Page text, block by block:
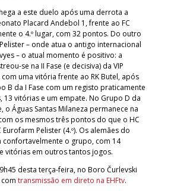
a este duelo após uma derrota a
Placard Andebol 1, frente ao FC
o 4.º lugar, com 32 pontos. Do outro
– onde atua o antigo internacional
– o atual momento é positivo: a
se na II Fase (e decisiva) da VIP
uma vitória frente ao RK Butel, após
B da I Fase com um registo praticamente
13 vitórias e um empate. No Grupo D da
o Águas Santas Milaneza permanece na
os mesmos três pontos do que o HC
Pelister (4.º). Os alemães do
confortavelmente o grupo, com 14
vitórias em outros tantos jogos.
desta terça-feira, no Boro Čurlevski
transmissão em direto na EHFtv.